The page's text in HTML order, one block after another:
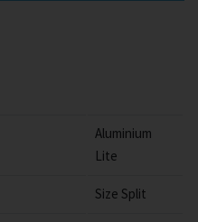
Aluminium
Lite
Size Split